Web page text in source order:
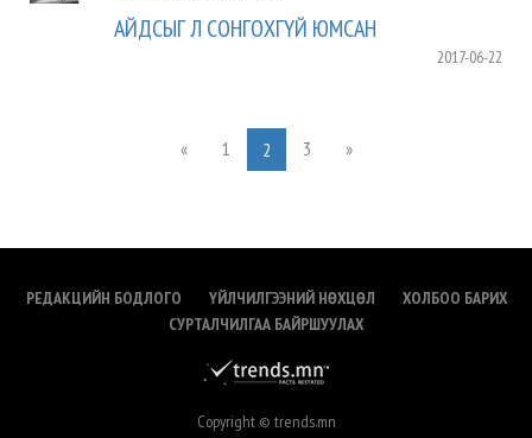
АЙДСЫГ Л СОНГОХГҮЙ ЮМСАН
2017-06-22
« 1 2 3 »
РЕДАКЦИЙН БОДЛОГО ҮЙЛЧИЛГЭЭНИЙ НӨХЦӨЛ
ХОЛБОО БАРИХ
СУРТАЛЧИЛГАА БАЙРШУУЛАХ
Copyright © trends.mn